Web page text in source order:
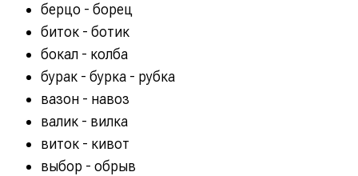
берцо - борец
биток - ботик
бокал - колба
бурак - бурка - рубка
вазон - навоз
валик - вилка
виток - кивот
выбор - обрыв